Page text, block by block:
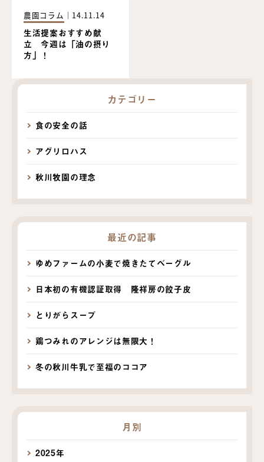
農園コラム ｜ 14.11.14
生活提案おすすめ献
立 今週は「油の摂り
方」！
カテゴリー
食の安全の話
アグリロハス
秋川牧園の理念
最近の記事
ゆめファームの小麦で焼きたてベーグル
日本初の有機認証取得 隆祥房の餃子皮
とりがらスープ
鶏つみれのアレンジは無限大！
冬の秋川牛乳で至福のココア
月別
2025年